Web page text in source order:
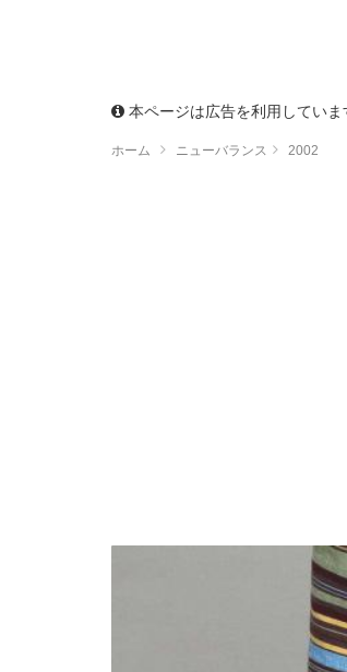
本ページは広告を利用していま
ホーム ニューバランス 2002